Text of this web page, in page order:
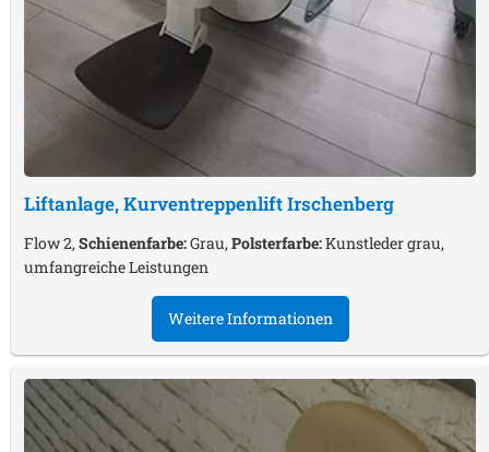
Liftanlage, KurventreppenliftIrschenberg
Flow 2,Schienenfarbe:Grau,Polsterfarbe:Kunstleder grau,
umfangreiche Leistungen
Weitere Informationen